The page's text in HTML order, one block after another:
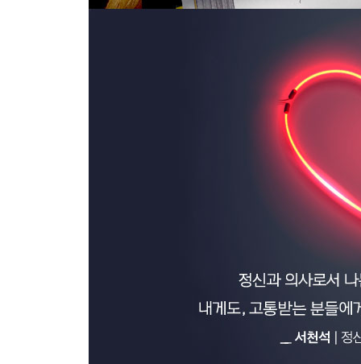
12장 전문가라는 도구
항우울제는 뇌를 어떻게 변화시키나